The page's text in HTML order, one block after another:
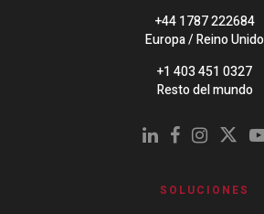
+44 1787 222684
Europa / Reino Unido
+1 403 451 0327
Resto del mundo
SOLUCIONES